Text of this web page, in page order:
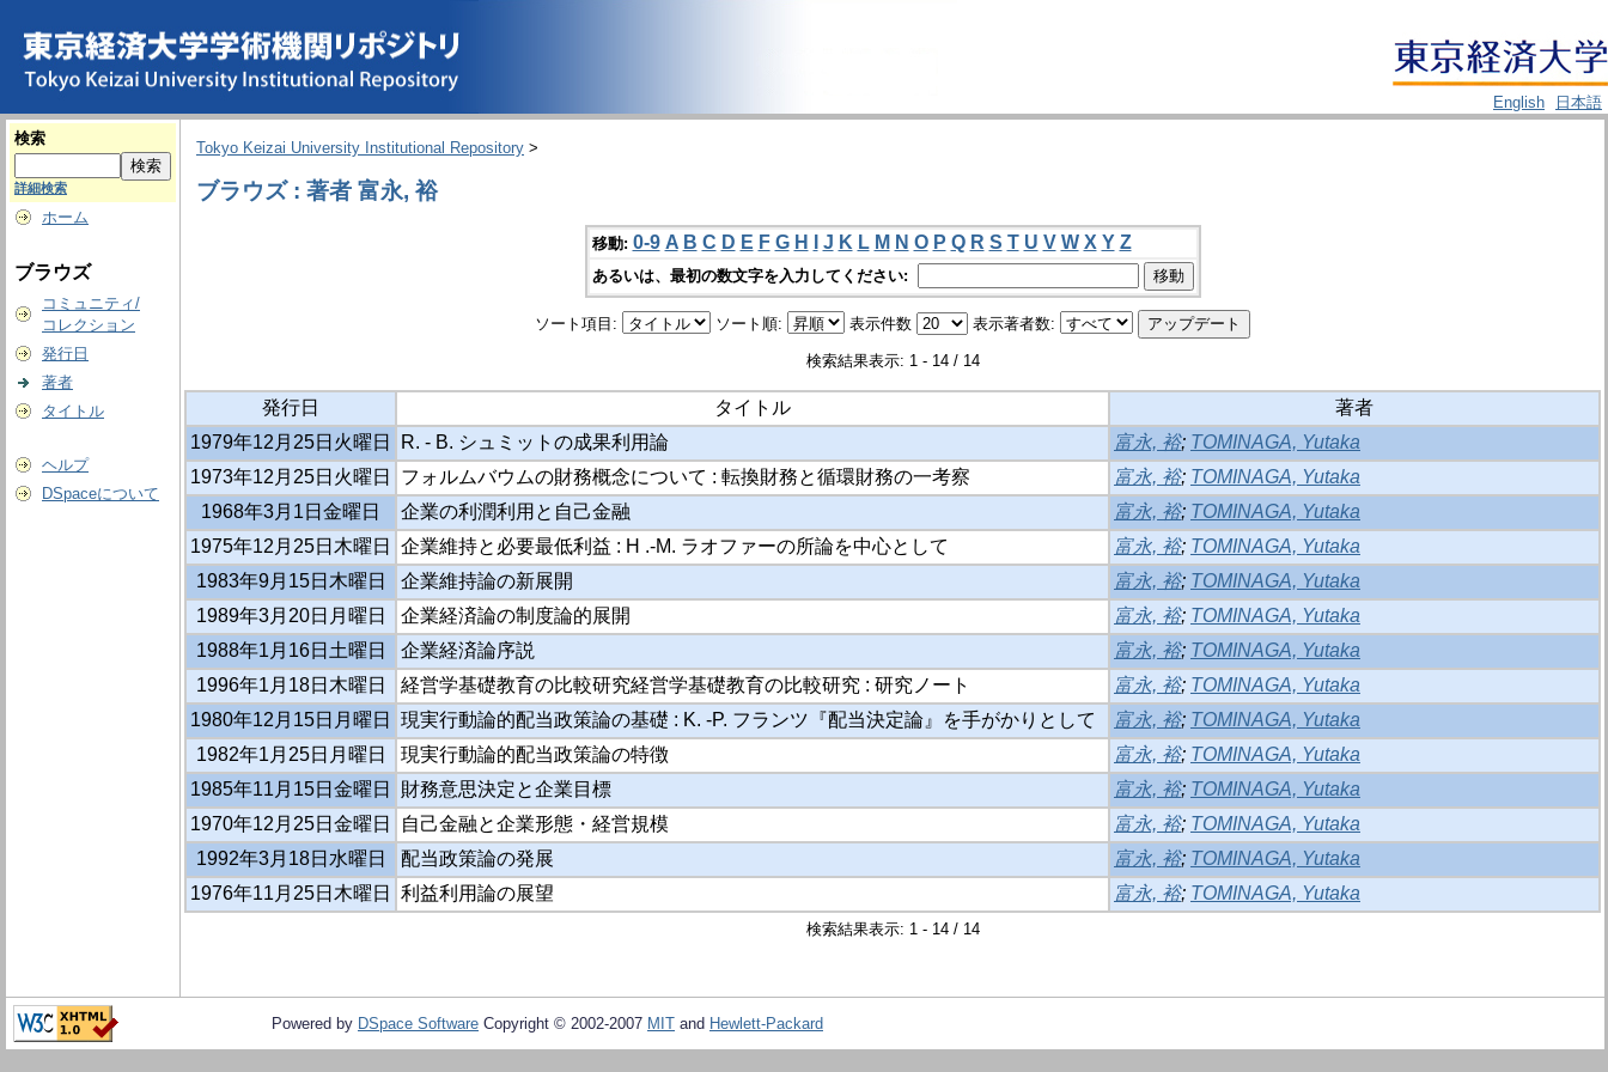
English
日本語
検索
詳細検索
ホーム
ブラウズ
コミュニティ/
コレクション
発行日
著者
タイトル
ヘルプ
DSpaceについて
Tokyo Keizai University Institutional Repository >
ブラウズ : 著者 富永, 裕
移動: 0-9 A B C D E F G H J K L M N O P Q R S T U V W X Y Z
あるいは、最初の数文字を入力してください:
ソート項目: ソート順: 表示件数 表示著者数:
検索結果表示: 1 - 14 / 14
発行日 タイトル
著者
1979年12月25日火曜日
R. - B. シュミットの成果利用論 富永, 裕; TOMINAGA, Yutaka
1973年12月25日火曜日
フォルムバウムの財務概念について : 転換財務と循環財務の一考察 富永, 裕; TOMINAGA, Yutaka
1968年3月1日金曜日
企業の利潤利用と自己金融 富永, 裕; TOMINAGA, Yutaka
1975年12月25日木曜日
企業維持と必要最低利益 : H .-M. ラオファーの所論を中心として 富永, 裕; TOMINAGA, Yutaka
1983年9月15日木曜日
企業維持論の新展開 富永, 裕; TOMINAGA, Yutaka
1989年3月20日月曜日
企業経済論の制度論的展開 富永, 裕; TOMINAGA, Yutaka
1988年1月16日土曜日
企業経済論序説 富永, 裕; TOMINAGA, Yutaka
1996年1月18日木曜日
経営学基礎教育の比較研究経営学基礎教育の比較研究 : 研究ノート 富永, 裕; TOMINAGA, Yutaka
1980年12月15日月曜日
現実行動論的配当政策論の基礎 : K. -P. フランツ『配当決定論』を手がかりとして 富永, 裕; TOMINAGA, Yutaka
1982年1月25日月曜日
現実行動論的配当政策論の特徴 富永, 裕; TOMINAGA, Yutaka
1985年11月15日金曜日
財務意思決定と企業目標 富永, 裕; TOMINAGA, Yutaka
1970年12月25日金曜日
自己金融と企業形態・経営規模 富永, 裕; TOMINAGA, Yutaka
1992年3月18日水曜日
配当政策論の発展 富永, 裕; TOMINAGA, Yutaka
1976年11月25日木曜日
利益利用論の展望 富永, 裕; TOMINAGA, Yutaka
検索結果表示: 1 - 14 / 14
Powered by DSpace Software Copyright © 2002-2007 MIT and Hewlett-Packard